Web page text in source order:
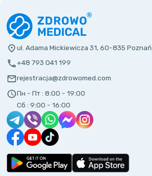
ul. Adama Mickiewicza 31, 60-835 Poznań
+48 793 041 199
rejestracja@zdrowomed.com
Пн - Пт : 8:00 - 19:00
Сб : 9:00 - 16:00